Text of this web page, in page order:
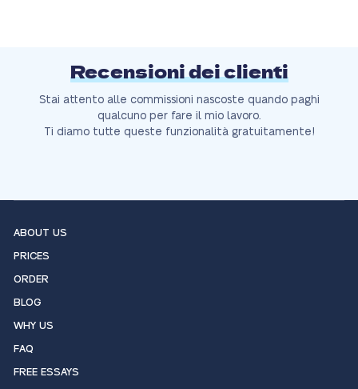
Recensioni dei clienti
Stai attento alle commissioni nascoste quando paghi
qualcuno per fare il mio lavoro.
Ti diamo tutte queste funzionalità gratuitamente!
ABOUT US
PRICES
ORDER
BLOG
WHY US
FAQ
FREE ESSAYS